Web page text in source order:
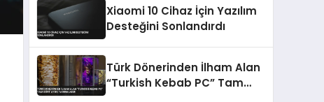
Xiaomi 10 Cihaz İçin Yazılım
Desteğini Sonlandırdı
Türk Dönerinden İlham Alan
“Turkish Kebab PC” Tam